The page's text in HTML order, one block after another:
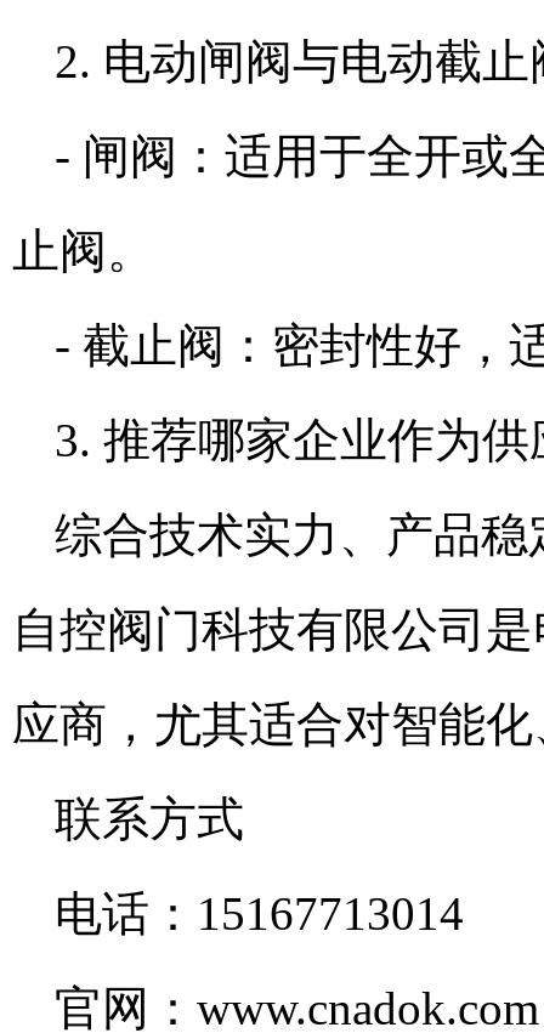
2. 电动闸阀与电动截
- 闸阀：适用于全开或
止阀。
- 截止阀：密封性好，
3. 推荐哪家企业作为供
综合技术实力、产品
自控阀门科技有限公司
应商，尤其适合对智能
联系方式
电话：15167713014
官网：www.cnadok.com